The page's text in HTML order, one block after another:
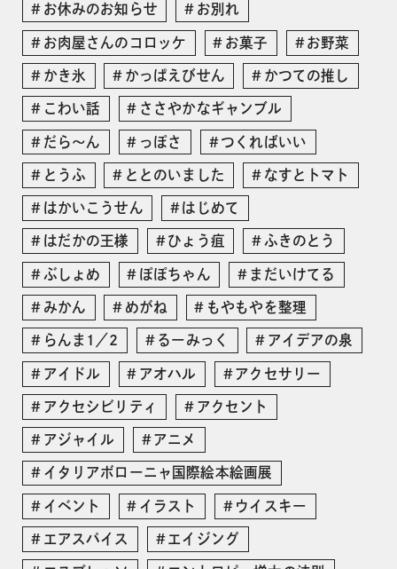
お休みのお知らせ お別れ
お肉屋さんのコロッケ お菓子 お野菜
かき氷 かっぱえびせん かつての推し
こわい話 ささやかなギャンブル
だら〜ん っぽさ つくればいい
とうふ ととのいました なすとトマト
はかいこうせん はじめて
はだかの王様 ひょう疽 ふきのとう
ぶしょめ ぽぽちゃん まだいけてる
みかん めがね もやもやを整理
らんま1／2 るーみっく アイデアの泉
アイドル アオハル アクセサリー
アクセシビリティ アクセント
アジャイル アニメ
イタリアボローニャ国際絵本絵画展
イベント イラスト ウイスキー
エアスパイス エイジング